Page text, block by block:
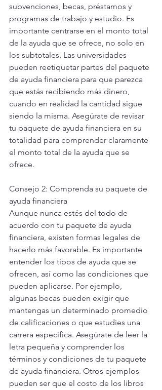
subvenciones, becas, préstamos y
programas de trabajo y estudio. Es
importante centrarse en el monto total
de la ayuda que se ofrece, no solo en
los subtotales. Las universidades
pueden reetiquetar partes del paquete
de ayuda financiera para que parezca
que estás recibiendo más dinero,
cuando en realidad la cantidad sigue
siendo la misma. Asegúrate de revisar
tu paquete de ayuda financiera en su
totalidad para comprender claramente
el monto total de la ayuda que se
ofrece.
Consejo 2: Comprenda su paquete de
ayuda financiera
Aunque nunca estés del todo de
acuerdo con tu paquete de ayuda
financiera, existen formas legales de
hacerlo más favorable. Es importante
entender los tipos de ayuda que se
ofrecen, así como las condiciones que
pueden aplicarse. Por ejemplo,
algunas becas pueden exigir que
mantengas un determinado promedio
de calificaciones o que estudies una
carrera específica. Asegúrate de leer la
letra pequeña y comprender los
términos y condiciones de tu paquete
de ayuda financiera. Otros ejemplos
pueden ser que el costo de los libros